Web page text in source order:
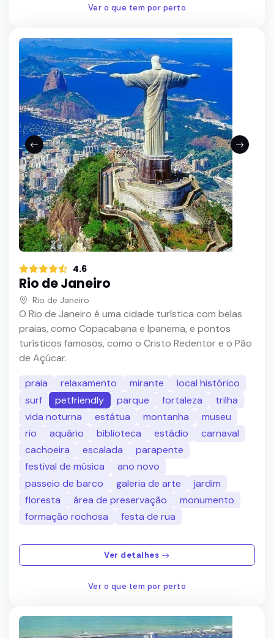
Ver o que tem por perto
4.6
Rio de Janeiro
Rio de Janeiro
O Rio de Janeiro é uma cidade turística com belas
praias, como Copacabana e Ipanema, e pontos
turísticos famosos, como o Cristo Redentor e o Pão
de Açúcar.
praia
relaxamento mirante
local histórico
surf
petfriendly parque fortaleza
trilha
vida noturna
estátua montanha
museu
rio
aquário biblioteca estádio
carnaval
cachoeira
escalada
parapente
festival de música
ano novo
passeio de barco
galeria de arte
jardim
floresta
área de preservação
monumento
formação rochosa
festa de rua
Ver detalhes
Ver o que tem por perto